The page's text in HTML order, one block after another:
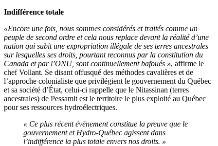
Indifférence totale
«Encore une fois, nous sommes considérés et traités comme un
peuple de second ordre et cela nous replace devant la réalité d’une
nation qui subit une expropriation illégale de ses terres ancestrales
sur lesquelles ses droits, pourtant reconnus par la constitution du
Canada et par l’ONU, sont continuellement bafoués », affirme le
chef Vollant. Se disant offusqué des méthodes cavalières et de
l’approche colonialiste que privilégient le gouvernement du Québec
et sa société d’État, celui-ci rappelle que le Nitassinan (terres
ancestrales) de Pessamit est le territoire le plus exploité au Québec
pour ses ressources hydroélectriques.
« Ce plus récent événement constitue la preuve que le
gouvernement et Hydro-Québec agissent dans
l’indifférence la plus totale envers nos droits. »